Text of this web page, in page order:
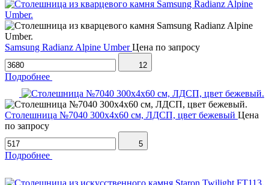
Samsung Radianz Alpine UmberЦена по запросу
12
Подробнее
Столешница №7040 300х4х60 см, ЛДСП, цвет бежевый Цена
по запросу
5
Подробнее